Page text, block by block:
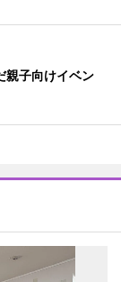
親子向けイベン